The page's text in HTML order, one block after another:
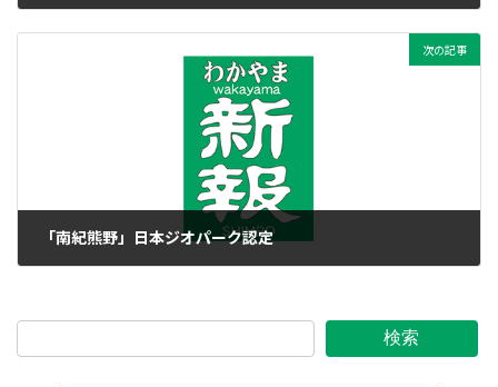
次の記事
「南紀熊野」日本ジオパーク認定
検索